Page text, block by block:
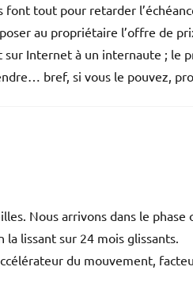
tout pour retarder
au propriétaire l’offre de
Internet à un internaute ; le
bref, si vous le pouvez,
Nous arrivons dans le
la lissant sur 24 mois glissants.
du mouvement,